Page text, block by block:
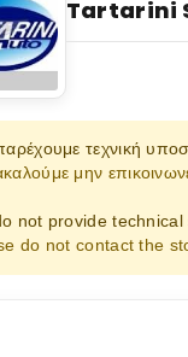
Tartarini
τεχνική
μην
not provide
do not contact the